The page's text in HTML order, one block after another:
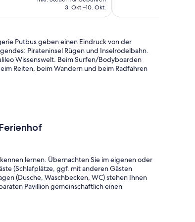
749 €
3. Okt.–10. Okt.
Putbus geben einen Eindruck von der
Pirateninsel Rügen und Inselrodelbahn.
Wissenswelt. Beim Surfen/Bodyboarden
Reiten, beim Wandern und beim Radfahren
lernen. Übernachten Sie im eigenen oder
(Schlafplätze, ggf. mit anderen Gästen
(Dusche, Waschbecken, WC) stehen Ihnen
Pavillion gemeinschaftlich einen